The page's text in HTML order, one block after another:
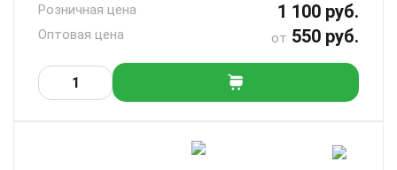
Розничная цена 1 100 руб.
Оптовая цена от 550 руб.